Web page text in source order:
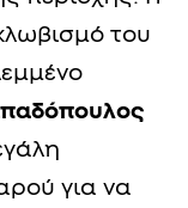
του
για να